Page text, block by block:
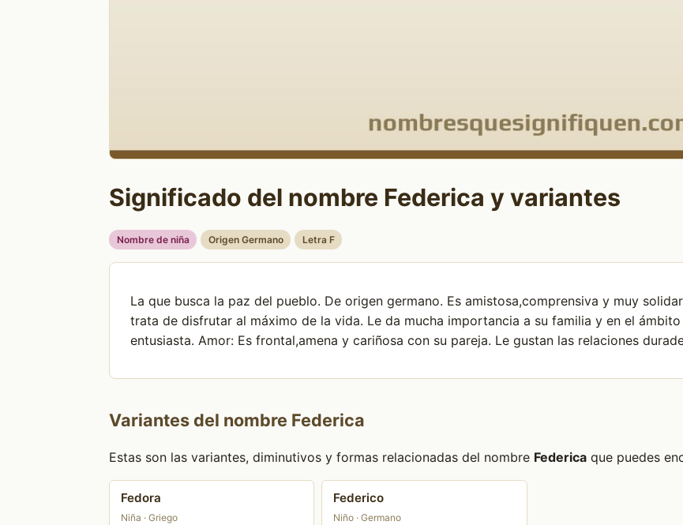
Significado del nombre Federica y variantes
Nombre de niña Origen Germano Letra F
La que busca la paz del pueblo. De origen germano. Es amistosa,comprensiva y muy
trata de disfrutar al máximo de la vida. Le da mucha importancia a su familia y en el
entusiasta. Amor: Es frontal,amena y cariñosa con su pareja. Le gustan las relaciones
Variantes del nombre Federica
Estas son las variantes, diminutivos y formas relacionadas del nombre Federica que puedes
Fedora
Niña · Griego
Federico
Niño · Germano